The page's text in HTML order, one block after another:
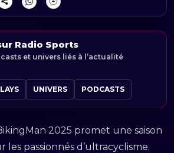
Radio Sports
et univers liés à l’actualité
UNIVERS PODCASTS
2025 promet une saison
les passionnés d’ultracyclisme.